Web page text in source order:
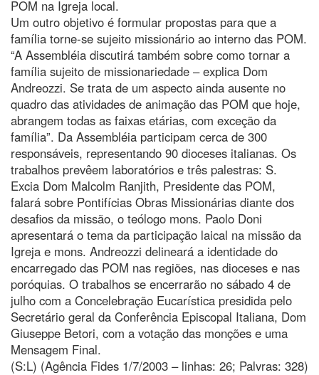
POM na Igreja local.
Um outro objetivo é formular propostas para que a
família torne-se sujeito missionário ao interno das POM.
“A Assembléia discutirá também sobre como tornar a
família sujeito de missionariedade – explica Dom
Andreozzi. Se trata de um aspecto ainda ausente no
quadro das atividades de animação das POM que hoje,
abrangem todas as faixas etárias, com exceção da
família”. Da Assembléia participam cerca de 300
responsáveis, representando 90 dioceses italianas. Os
trabalhos prevêem laboratórios e três palestras: S.
Excia Dom Malcolm Ranjith, Presidente das POM,
falará sobre Pontifícias Obras Missionárias diante dos
desafios da missão, o teólogo mons. Paolo Doni
apresentará o tema da participação laical na missão da
Igreja e mons. Andreozzi delineará a identidade do
encarregado das POM nas regiões, nas dioceses e nas
poróquias. O trabalhos se encerrarão no sábado 4 de
julho com a Concelebração Eucarística presidida pelo
Secretário geral da Conferência Episcopal Italiana, Dom
Giuseppe Betori, com a votação das monções e uma
Mensagem Final.
(S:L) (Agência Fides 1/7/2003 – linhas: 26; Palvras: 328)